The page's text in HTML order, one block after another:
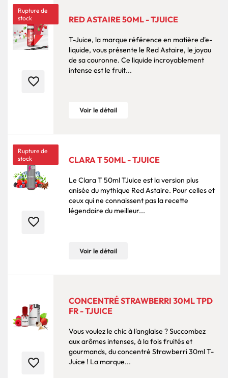
Rupture de
stock
favorite_border
RED ASTAIRE 50ML - TJUICE
T-Juice, la marque référence en matière d'e-
liquide, vous présente le Red Astaire, le joyau
de sa couronne. Ce liquide incroyablement
intense est le fruit...
Voir le détail
Rupture de
stock
favorite_border
CLARA T 50ML - TJUICE
Le Clara T 50ml TJuice est la version plus
anisée du mythique Red Astaire. Pour celles et
ceux qui ne connaissent pas la recette
légendaire du meilleur...
Voir le détail
favorite_border
CONCENTRÉ STRAWBERRI 30ML TPD
FR - TJUICE
Vous voulez le chic à l'anglaise ? Succombez
aux arômes intenses, à la fois fruités et
gourmands, du concentré Strawberri 30ml T-
Juice ! La marque...